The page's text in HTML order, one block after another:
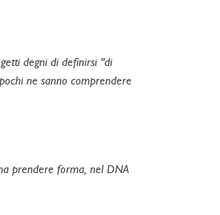
degni di definirsi "di
ne sanno comprendere
prendere forma, nel DNA